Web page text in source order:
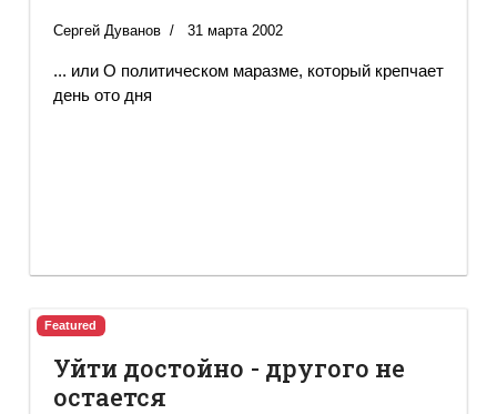
Сергей Дуванов 31 марта 2002
... или О политическом маразме, который крепчает
день ото дня
Featured
Уйти достойно - другого не
остается